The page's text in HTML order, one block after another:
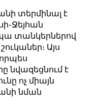
տերմինալ է
Ջեյհան
տանկերներով
Այս
նվազեցնում է
ոչ միայն
նման